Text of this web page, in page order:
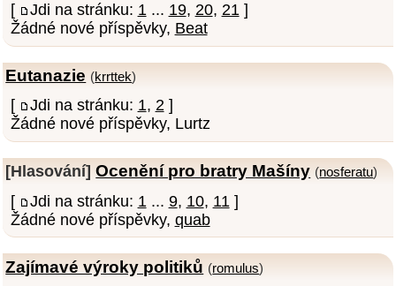
[ Jdi na stránku: 1... 19, 20, 21]
Žádné nové příspěvky, Beat
Eutanazie (krrttek)
[ Jdi na stránku: 1, 2]
Žádné nové příspěvky, Lurtz
[Hlasování] Ocenění pro bratry Mašíny (nosferatu)
[ Jdi na stránku: 1 ... 9, 10, 11 ]
Žádné nové příspěvky, quab
Zajímavé výroky politiků (romulus)